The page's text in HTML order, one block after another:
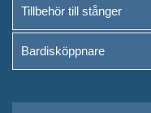
Tillbehör till stånger
Bardisköppnare